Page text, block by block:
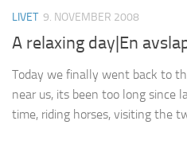
LIVET 9. NOVEMBER 2008
A relaxing day|En
Today we finally went back to
near us, its been too long since
time, riding horses, visiting the